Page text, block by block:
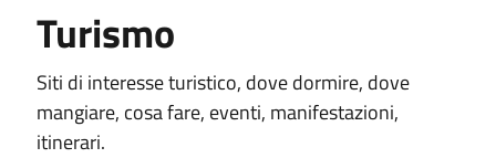
Turismo
Siti di interesse turistico, dove dormire, dove
mangiare, cosa fare, eventi, manifestazioni,
itinerari.